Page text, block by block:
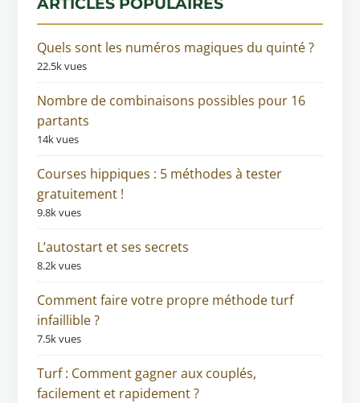
Quels sont les numéros magiques du quinté ?
22.5k vues
Nombre de combinaisons possibles pour 16
partants
14k vues
Courses hippiques : 5 méthodes à tester
gratuitement !
9.8k vues
L’autostart et ses secrets
8.2k vues
Comment faire votre propre méthode turf
infaillible ?
7.5k vues
Turf : Comment gagner aux couplés,
facilement et rapidement ?